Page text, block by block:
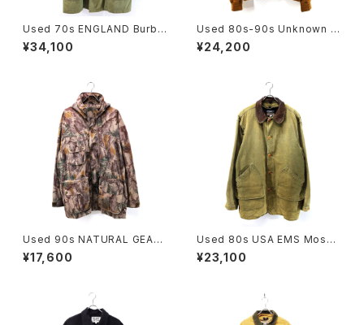
Used 70s ENGLAND Burbe
rrys Equivocal Balmacaan
Half Coat Size L 相当 古着
¥34,100
Used 80s-90s Unknown B
rown Tanned Leather Valst
ar Jacket Size 58 XL 相当
¥24,200
Used 90s NATURAL GEAR
Beatiful Real Tree Camo F
ake Suede Mountain Parka
¥17,600
Used 80s USA EMS Moss
Green Duck Cotton Huntin
g Field Jacket Size L 古着
¥23,100